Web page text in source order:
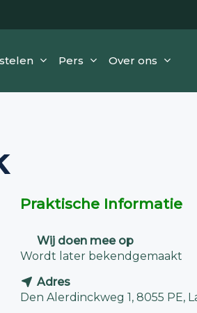
Pers Over ons
Praktische Informatie
Wij doen mee op
Wordt later bekendgemaakt
Adres
Den Alerdinckweg 1, 8055 PE,